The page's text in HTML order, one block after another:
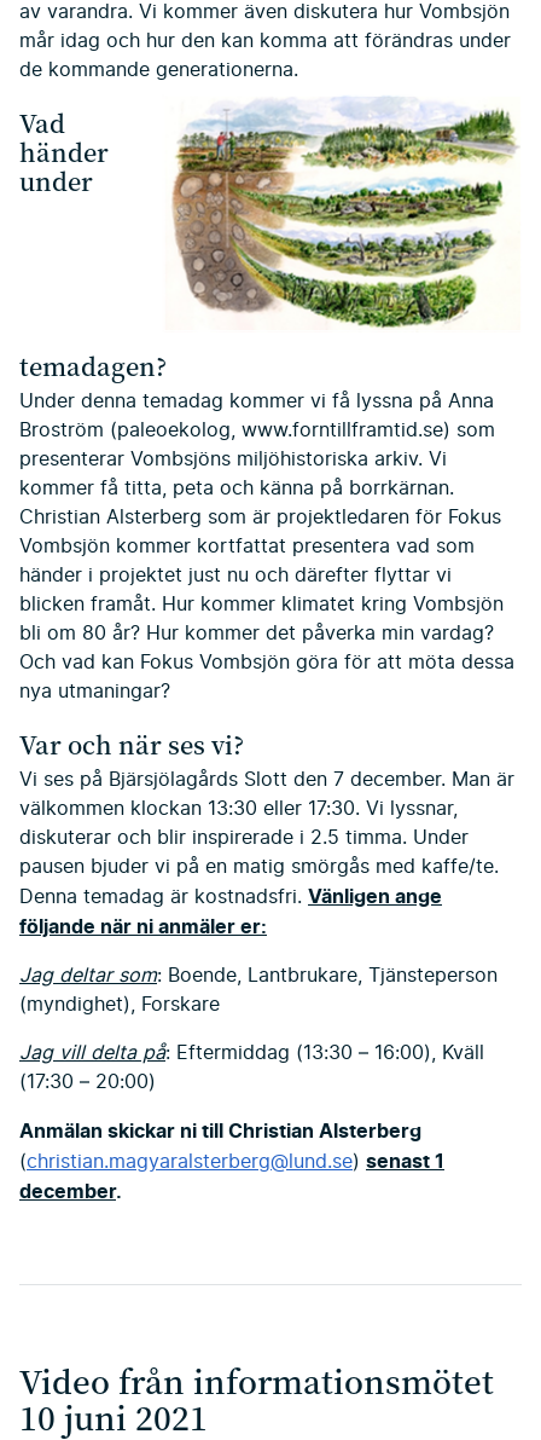
av varandra. Vi kommer även diskutera hur Vombsjön
mår idag och hur den kan komma att förändras under
de kommande generationerna.
Vad
händer
under
temadagen?
Under denna temadag kommer vi få lyssna på Anna
Broström (paleoekolog, www.forntillframtid.se) som
presenterar Vombsjöns miljöhistoriska arkiv. Vi
kommer få titta, peta och känna på borrkärnan.
Christian Alsterberg som är projektledaren för Fokus
Vombsjön kommer kortfattat presentera vad som
händer i projektet just nu och därefter flyttar vi
blicken framåt. Hur kommer klimatet kring Vombsjön
bli om 80 år? Hur kommer det påverka min vardag?
Och vad kan Fokus Vombsjön göra för att möta dessa
nya utmaningar?
Var och när ses vi?
Vi ses på Bjärsjölagårds Slott den 7 december. Man är
välkommen klockan 13:30 eller 17:30. Vi lyssnar,
diskuterar och blir inspirerade i 2.5 timma. Under
pausen bjuder vi på en matig smörgås med kaffe/te.
Denna temadag är kostnadsfri. Vänligen ange
följande när ni anmäler er:
Jag deltar som: Boende, Lantbrukare, Tjänsteperson
(myndighet), Forskare
Jag vill delta på: Eftermiddag (13:30 – 16:00), Kväll
(17:30 – 20:00)
Anmälan skickar ni till Christian Alsterberg
(christian.magyaralsterberg@lund.se) senast 1
december.
Video från informationsmötet
10 juni 2021